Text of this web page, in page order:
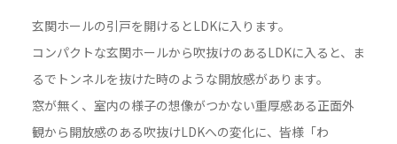
玄関ホールの引戸を開けるとLDKに入ります。
コンパクトな玄関ホールから吹抜けのあるLDKに入ると、ま
るでトンネルを抜けた時のような開放感があります。
窓が無く、室内の様子の想像がつかない重厚感ある正面外
観から開放感のある吹抜けLDKへの変化に、皆様「わ